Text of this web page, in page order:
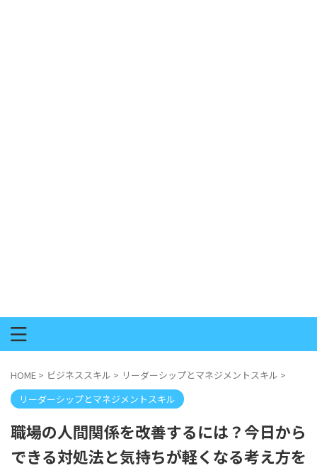
HOME > ビジネススキル > リーダーシップとマネジメントスキル >
リーダーシップとマネジメントスキル
職場の人間関係を改善するには？今日から
できる対処法と気持ちが軽くなる考え方を